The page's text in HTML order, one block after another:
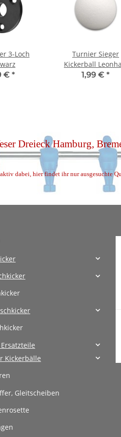
3-Loch
€ *
Turnier Sieger
Kickerball
1,99 € *
Dreieck Hamburg,
dabei, hier findet ihr nur ausgesuchte
Kickerbälle
Gleitscheiben